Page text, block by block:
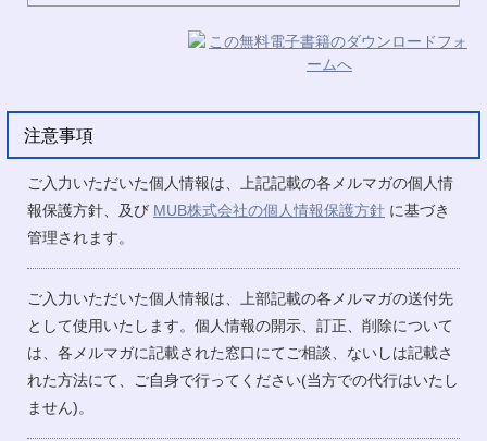
注意事項
ご入力いただいた個人情報は、上記記載の各メルマガの個人情
報保護方針、及び MUB株式会社の個人情報保護方針 に基づき
管理されます。
ご入力いただいた個人情報は、上部記載の各メルマガの送付先
として使用いたします。個人情報の開示、訂正、削除について
は、各メルマガに記載された窓口にてご相談、ないしは記載さ
れた方法にて、ご自身で行ってください(当方での代行はいたし
ません)。